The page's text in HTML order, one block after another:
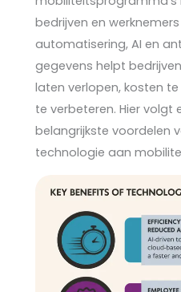
bedrijven en
automatisering, AI en
gegevens helpt
laten verlopen, kosten
te verbeteren. Hier volgt
belangrijkste voordelen
technologie aan